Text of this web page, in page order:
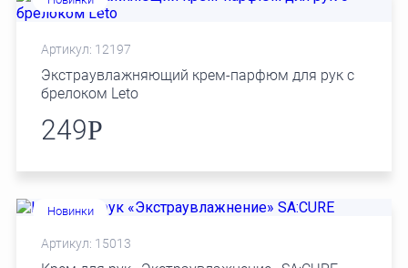
Артикул: 12197
Экстраувлажняющий крем-парфюм для рук с
брелоком Leto
249Р
Новинки
Артикул: 15013